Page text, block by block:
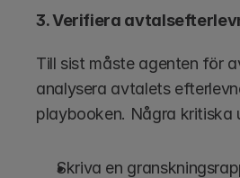
3. Verifiera
Till sist måste agenten för
analysera avtalets
playbooken. Några kritiska
Skriva en